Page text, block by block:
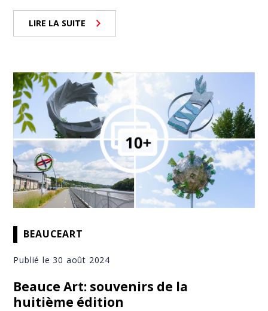
LIRE LA SUITE
BEAUCEART
Publié le 30 août 2024
Beauce Art: souvenirs de la
huitième édition